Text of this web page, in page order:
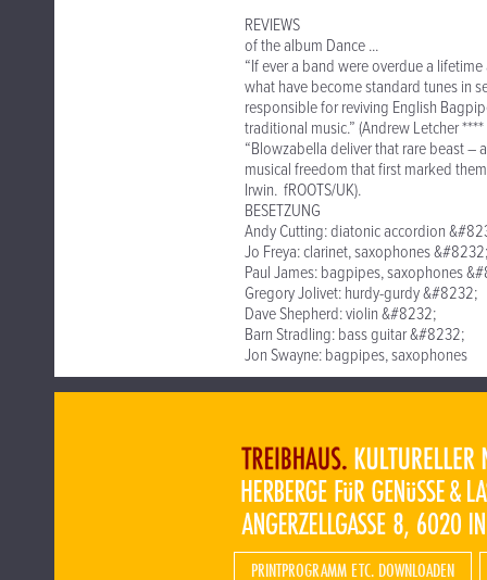
REVIEWS
of the album Dance ...
“If ever a band were overdue a
what have become standard tunes in
responsible for reviving English
traditional music.” (Andrew Letcher ****
“Blowzabella deliver that rare beast
musical freedom that first marked
Irwin. fROOTS/UK).
BESETZUNG
Andy Cutting: diatonic accordion
Jo Freya: clarinet, saxophones &#8232;
Paul James: bagpipes, saxophones
Gregory Jolivet: hurdy-gurdy &#8232;
Dave Shepherd: violin &#8232;
Barn Stradling: bass guitar &#8232;
Jon Swayne: bagpipes, saxophones
PRINTPROGRAMM ETC. DOWNLOADEN